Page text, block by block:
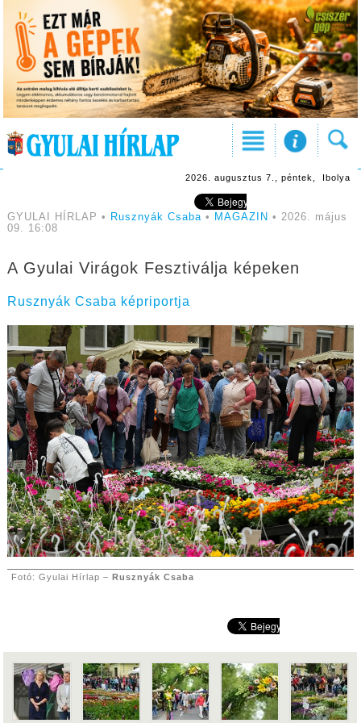
2026. augusztus 7., péntek, Ibolya
GYULAI HÍRLAP • Rusznyák Csaba• MAGAZIN • 2026. május
09. 16:08
A Gyulai Virágok Fesztiválja képeken
Rusznyák Csaba képriportja
Fotó: Gyulai Hírlap – Rusznyák Csaba